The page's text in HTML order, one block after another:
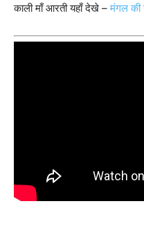
काली माँ आरती यहाँ देखे –मंगल की